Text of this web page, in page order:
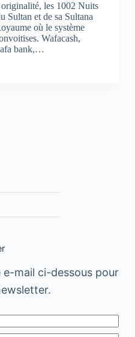
les 1002 Nuits
Sultan et de sa Sultana
où le système
Wafacash,
bank,…
e-mail ci-dessous pour